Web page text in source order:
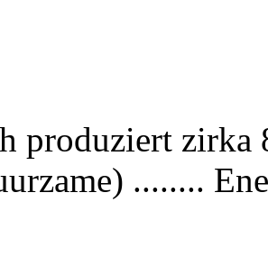
produziert zirka
........